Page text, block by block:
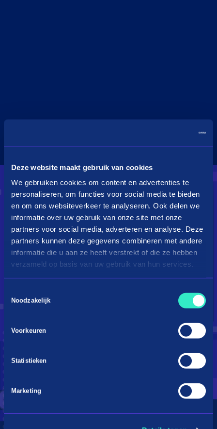
Deze website maakt gebruik van cookies
We gebruiken cookies om content en advertenties te
personaliseren, om functies voor social media te bieden
en om ons websiteverkeer te analyseren. Ook delen we
informatie over uw gebruik van onze site met onze
partners voor social media, adverteren en analyse. Deze
partners kunnen deze gegevens combineren met andere
informatie die u aan ze heeft verstrekt of die ze hebben
verzameld op basis van uw gebruik van hun services.
Noodzakelijk
Voorkeuren
Statistieken
Marketing
Droom je van een kingsize